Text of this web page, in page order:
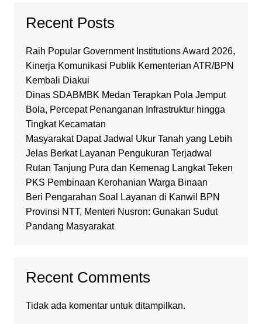
Recent Posts
Raih Popular Government Institutions Award 2026,
Kinerja Komunikasi Publik Kementerian ATR/BPN
Kembali Diakui
Dinas SDABMBK Medan Terapkan Pola Jemput
Bola, Percepat Penanganan Infrastruktur hingga
Tingkat Kecamatan
Masyarakat Dapat Jadwal Ukur Tanah yang Lebih
Jelas Berkat Layanan Pengukuran Terjadwal
Rutan Tanjung Pura dan Kemenag Langkat Teken
PKS Pembinaan Kerohanian Warga Binaan
Beri Pengarahan Soal Layanan di Kanwil BPN
Provinsi NTT, Menteri Nusron: Gunakan Sudut
Pandang Masyarakat
Recent Comments
Tidak ada komentar untuk ditampilkan.